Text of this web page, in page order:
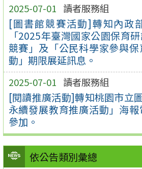
2025-07-01 讀者服務組
[圖書館競賽活動]轉知內政
「2025年臺灣國家公園保育
競賽」及「公民科學家參與
動」期限展延訊息。
2025-07-01 讀者服務組
[閱讀推廣活動]轉知桃園市立
永續發展教育推廣活動」海
參加。
依公告類別彙總